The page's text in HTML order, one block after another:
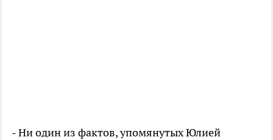
- Ни один из фактов, упомянутых Юлией